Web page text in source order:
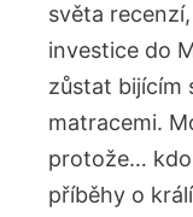
světa
investice do
zůstat bijícím
matracemi.
protože…
příběhy o